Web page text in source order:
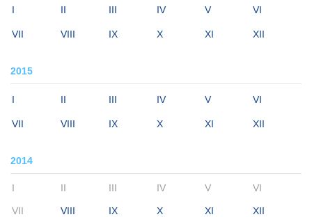
I II III IV V VI
VII VIII IX X XI XII
2015
I II III IV V VI
VII VIII IX X XI XII
2014
I II III IV V VI
VII VIII IX X XI XII